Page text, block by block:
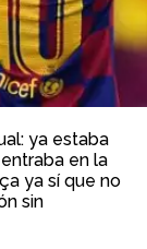
ya estaba
en la
ya sí que no
sin